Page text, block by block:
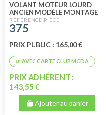
VOLANT MOTEUR LOURD
ANCIEN MODÈLE MONTAGE
JUSQU'À 04/1982 (3CV) NEUF
375
PRIX PUBLIC : 165,00 €
PRIX ADHÉRENT :
143,55 €
Ajouter au panier